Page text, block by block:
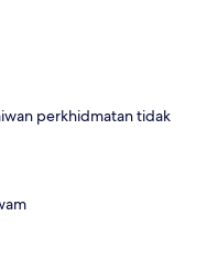
perkhidmatan tidak